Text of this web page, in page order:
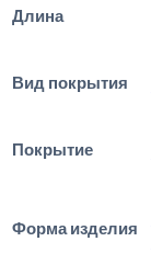
Длина
Вид покрытия
Покрытие
Форма изделия